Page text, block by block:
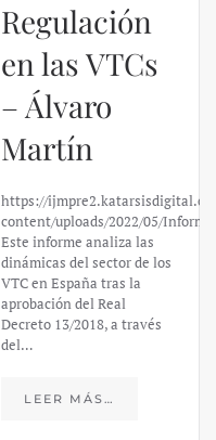
Regulación
en las VTCs
– Álvaro
Martín
https://
content/uploads/2022/05/
Este informe analiza las
dinámicas del sector de los
VTC en España tras la
aprobación del Real
Decreto 13/2018, a través
del…
LEER MÁS…